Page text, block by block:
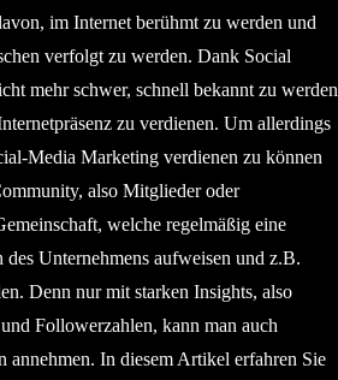
im Internet berühmt zu werden und
verfolgt zu werden. Dank Social
mehr schwer, schnell bekannt zu werden
zu verdienen. Um allerdings
Media Marketing verdienen zu können
also Mitglieder oder
welche regelmäßig eine
Unternehmens aufweisen und z.B.
Denn nur mit starken Insights, also
Followerzahlen, kann man auch
annehmen. In diesem Artikel erfahren Sie